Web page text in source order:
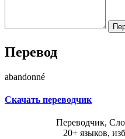
Перевод
abandonné
Скачать переводчик
Переводчик,
20+ языков,